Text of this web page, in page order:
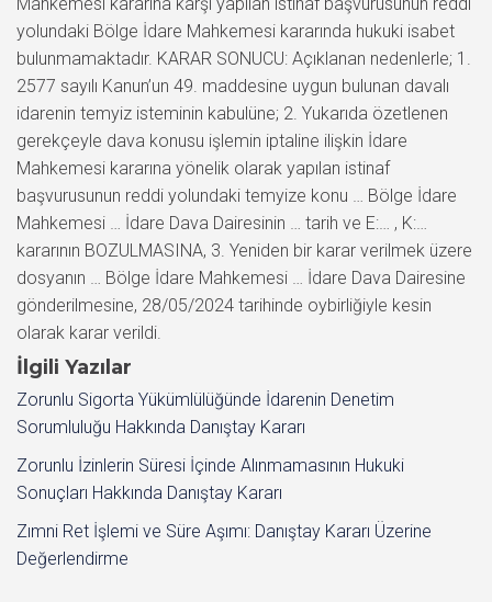
İlgili Yazılar
Zorunlu Sigorta Yükümlülüğünde İdarenin Denetim
Sorumluluğu Hakkında Danıştay Kararı
Zorunlu İzinlerin Süresi İçinde Alınmamasının Hukuki
Sonuçları Hakkında Danıştay Kararı
Zımni Ret İşlemi ve Süre Aşımı: Danıştay Kararı Üzerine
Değerlendirme